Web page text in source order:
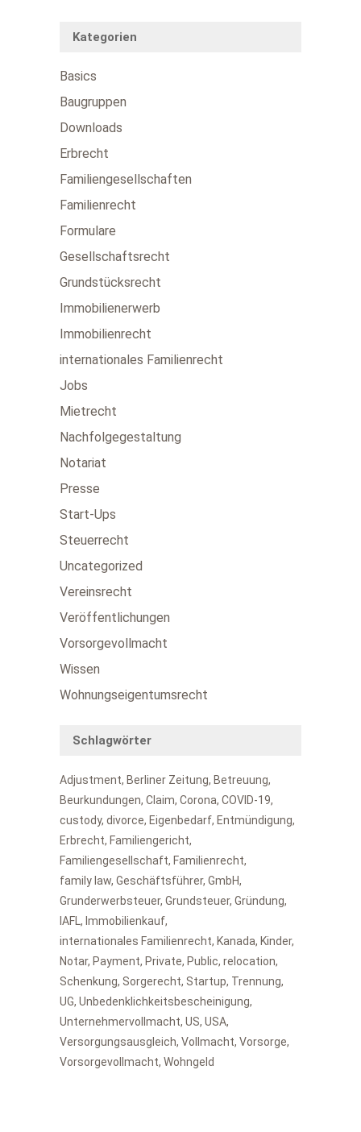
Kategorien
Basics
Baugruppen
Downloads
Erbrecht
Familiengesellschaften
Familienrecht
Formulare
Gesellschaftsrecht
Grundstücksrecht
Immobilienerwerb
Immobilienrecht
internationales Familienrecht
Jobs
Mietrecht
Nachfolgegestaltung
Notariat
Presse
Start-Ups
Steuerrecht
Uncategorized
Vereinsrecht
Veröffentlichungen
Vorsorgevollmacht
Wissen
Wohnungseigentumsrecht
Schlagwörter
Adjustment Berliner Zeitung Betreuung
Beurkundungen Claim Corona COVID-19
custody divorce Eigenbedarf Entmündigung
Erbrecht Familiengericht
Familiengesellschaft Familienrecht
family law Geschäftsführer GmbH
Grunderwerbsteuer Grundsteuer Gründung
IAFL
Immobilienkauf
internationales Familienrecht Kanada Kinder
Notar Payment Private Public relocation
Schenkung Sorgerecht Startup Trennung
UG Unbedenklichkeitsbescheinigung
Unternehmervollmacht US USA
Versorgungsausgleich Vollmacht Vorsorge
Vorsorgevollmacht Wohngeld